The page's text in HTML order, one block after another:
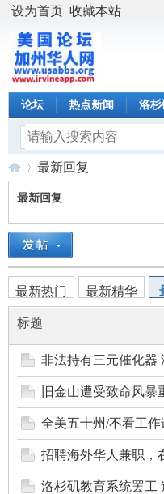
设为首页 收藏本站
论坛 热点新闻 洛杉
美›
最新回复
最新回复
最新热门 最新精华
标题
非法持有三元催化器
旧金山遭受致命风暴
全美五十州/不看工
招聘海外华人兼职，
洛杉矶教育系统罢工